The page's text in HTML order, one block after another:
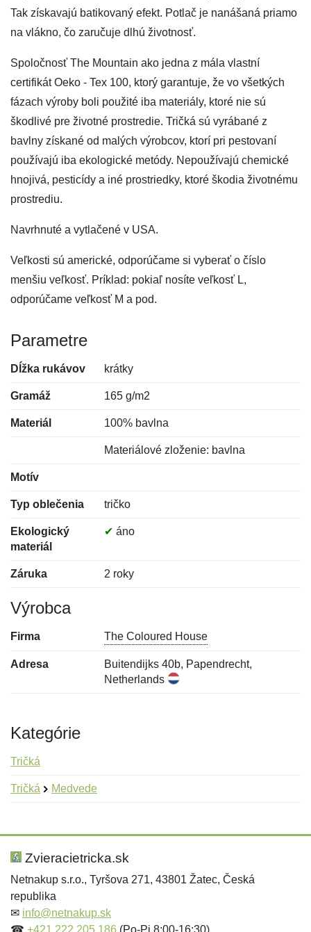
Tak získavajú batikovaný efekt. Potlač je nanášaná priamo
na vlákno, čo zaručuje dlhú životnosť.
Spoločnosť The Mountain ako jedna z mála vlastní
certifikát Oeko - Tex 100, ktorý garantuje, že vo všetkých
fázach výroby boli použité iba materiály, ktoré nie sú
škodlivé pre životné prostredie. Tričká sú vyrábané z
bavlny získané od malých výrobcov, ktorí pri pestovaní
používajú iba ekologické metódy. Nepoužívajú chemické
hnojivá, pesticídy a iné prostriedky, ktoré škodia životnému
prostrediu.
Navrhnuté a vytlačené v USA.
Veľkosti sú americké, odporúčame si vyberať o číslo
menšiu veľkosť. Príklad: pokiaľ nosíte veľkosť L,
odporúčame veľkosť M a pod.
Parametre
Dĺžka rukávov krátky
Gramáž 165 g/m2
Materiál 100% bavlna
Materiálové zloženie: bavlna
Motív
Typ oblečenia tričko
Ekologický
materiál
✔ áno
Záruka 2 roky
Výrobca
Firma The Coloured House
Adresa
Buitendijks 40b, Papendrecht,
Netherlands
Kategórie
Tričká
Tričká Medvede
Hodnotenie:
Meno:*
Meno:
E-mail:*
Zvieracietricka.sk
Netnakup s.r.o., Tyršova 271, 43801 Žatec, Česká
republika
✉ info@netnakup.sk
☎ +421 222 205 186 (Po-Pi 8:00-16:30)